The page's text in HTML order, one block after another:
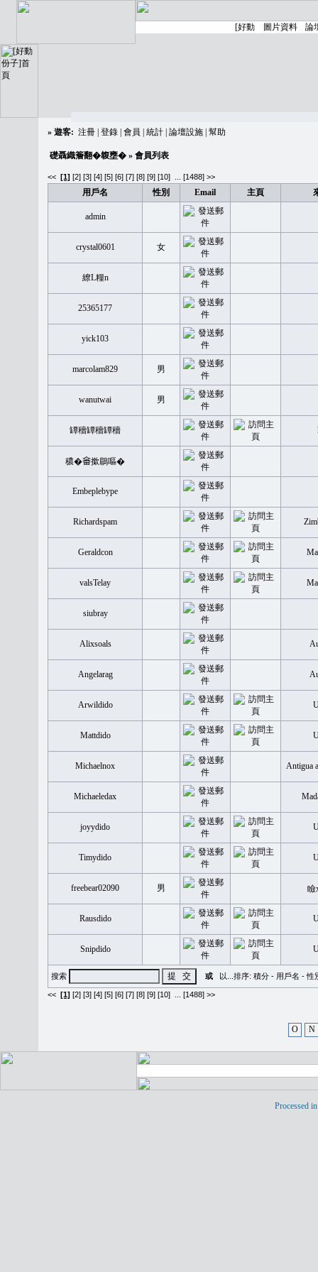
» 遊客: 注冊 登錄 會員 統計 論壇設施 幫助
礎聶織簷翻�䪖壅� » 會員列表
<< [1] [2] [3] [4] [5] [6] [7] [8] [9] [10] [1488] >>
用戶名 性別 Email 主頁
admin
crystal0601 女
繚L糧n
25365177
yick103
marcolam829 男
wanutwai 男
罈穡罈穡罈穡
穠�𤲞撳鶥嘔�
Embeplebype
Richardspam
Geraldcon
valsTelay
siubray
Alixsoals
Angelarag
Arwildido
Mattdido
Michaelnox Antigua
Michaeledax
joyydido
Timydido
freebear02090 男
Rausdido
Snipdido
搜索 或 以...排序: 積分 - 用戶名 -性
<< [1] [2] [3] [4] [5] [6] [7] [8] [9] [10] [1488] >>
O N
Processed